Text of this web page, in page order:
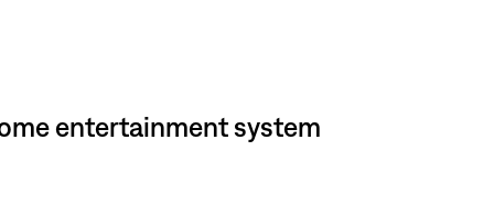
entertainment system